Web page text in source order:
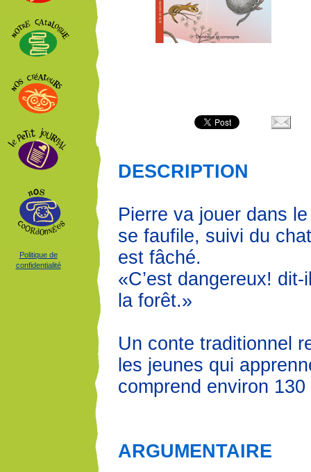
Politique de
confidentialité
DESCRIPTION
Pierre va jouer dans
se faufile, suivi du
est fâché.
«C’est dangereux!
la forêt.»
Un conte traditionnel
les jeunes qui
comprend environ 130
ARGUMENTAIRE